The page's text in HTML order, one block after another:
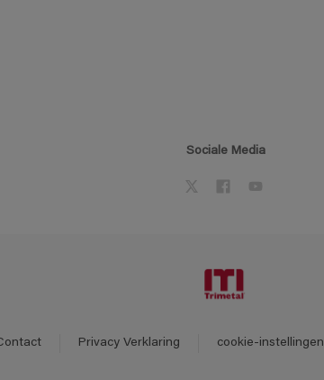
Sociale Media
Privacy Verklaring cookie-instellingen